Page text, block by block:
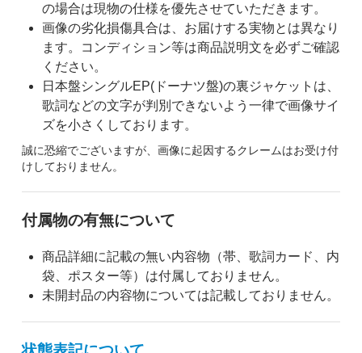
の場合は現物の仕様を優先させていただきます。
画像の劣化損傷具合は、お届けする実物とは異なり
ます。コンディション等は商品説明文を必ずご確認
ください。
日本盤シングルEP(ドーナツ盤)の裏ジャケットは、
歌詞などの文字が判別できないよう一律で画像サイ
ズを小さくしております。
誠に恐縮でございますが、画像に起因するクレームはお受け付
けしておりません。
付属物の有無について
商品詳細に記載の無い内容物（帯、歌詞カード、内
袋、ポスター等）は付属しておりません。
未開封品の内容物については記載しておりません。